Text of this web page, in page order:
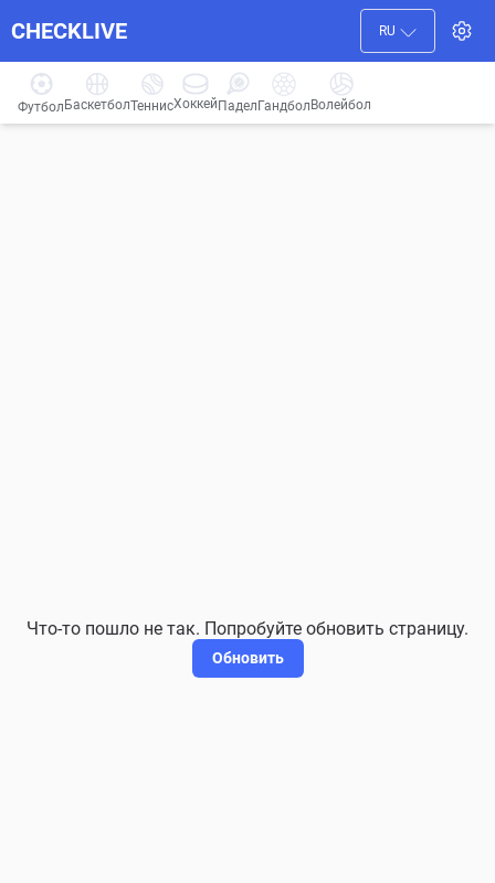
CHECKLIVE RU
Футбол БаскетболТеннисХоккей ПаделГандбол Волейбол
Что-то пошло не так. Попробуйте обновить страницу.
Обновить